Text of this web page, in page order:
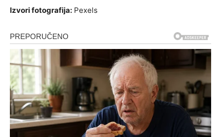
Izvori fotografija: Pexels